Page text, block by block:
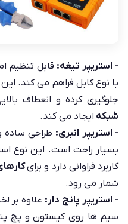
- استریپر تیغه: قابل تنظیم
با نوع کابل فراهم می کند.
جلوگیری کرده و انعطاف
شبکه ایجاد می کند.
- استریپر انبری: طراحی ساده
بسیار راحت است. این نوع
کاربرد فراوانی دارد و برای
شمار می رود.
- استریپر پانچ دار: علاوه بر
سیم ها روی کیستون و پچ پنل